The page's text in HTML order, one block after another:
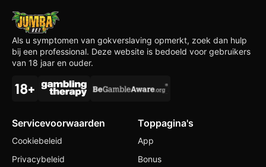
Als u symptomen van gokverslaving opmerkt, zoek dan hulp
bij een professional. Deze website is bedoeld voor gebruikers
van 18 jaar en ouder.
Servicevoorwaarden
Cookiebeleid
Privacybeleid
Toppagina's
App
Bonus